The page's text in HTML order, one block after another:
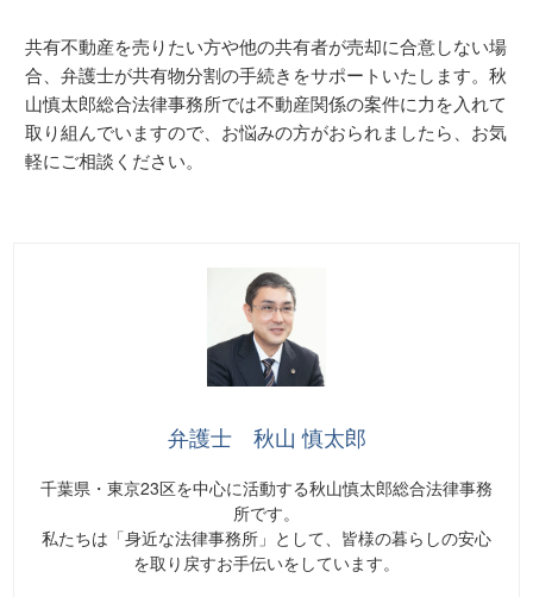
共有不動産を売りたい方や他の共有者が売却に合意しない場
合、弁護士が共有物分割の手続きをサポートいたします。秋
山慎太郎総合法律事務所では不動産関係の案件に力を入れて
取り組んでいますので、お悩みの方がおられましたら、お気
軽にご相談ください。
弁護士 秋山 慎太郎
千葉県・東京23区を中心に活動する秋山慎太郎総合法律事務
所です。
私たちは「身近な法律事務所」として、皆様の暮らしの安心
を取り戻すお手伝いをしています。